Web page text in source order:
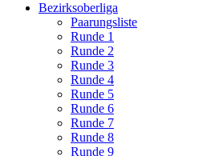
Bezirksoberliga
Paarungsliste
Runde 1
Runde 2
Runde 3
Runde 4
Runde 5
Runde 6
Runde 7
Runde 8
Runde 9